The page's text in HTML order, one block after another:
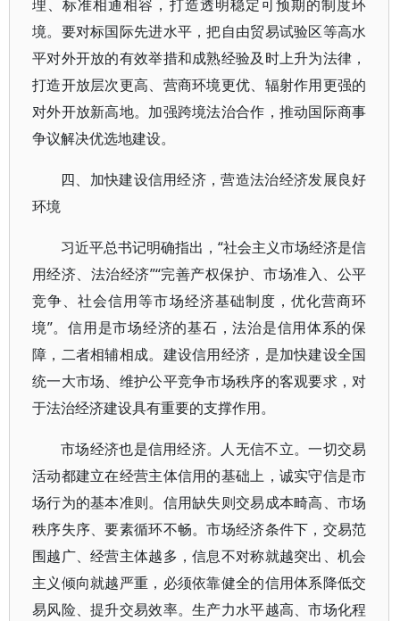
理、标准相通相容，打造透明稳定可预期的制度环
境。要对标国际先进水平，把自由贸易试验区等高水
平对外开放的有效举措和成熟经验及时上升为法律，
打造开放层次更高、营商环境更优、辐射作用更强的
对外开放新高地。加强跨境法治合作，推动国际商事
争议解决优选地建设。
四、加快建设信用经济，营造法治经济发展良好
环境
习近平总书记明确指出，“社会主义市场经济是信
用经济、法治经济”“完善产权保护、市场准入、公平
竞争、社会信用等市场经济基础制度，优化营商环
境”。信用是市场经济的基石，法治是信用体系的保
障，二者相辅相成。建设信用经济，是加快建设全国
统一大市场、维护公平竞争市场秩序的客观要求，对
于法治经济建设具有重要的支撑作用。
市场经济也是信用经济。人无信不立。一切交易
活动都建立在经营主体信用的基础上，诚实守信是市
场行为的基本准则。信用缺失则交易成本畸高、市场
秩序失序、要素循环不畅。市场经济条件下，交易范
围越广、经营主体越多，信息不对称就越突出、机会
主义倾向就越严重，必须依靠健全的信用体系降低交
易风险、提升交易效率。生产力水平越高、市场化程